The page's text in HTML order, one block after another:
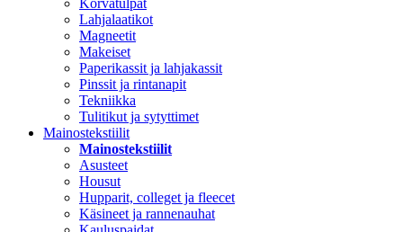
Korvatulpat
Lahjalaatikot
Magneetit
Makeiset
Paperikassit ja lahjakassit
Pinssit ja rintanapit
Tekniikka
Tulitikut ja sytyttimet
Mainostekstiilit
Mainostekstiilit
Asusteet
Housut
Hupparit, colleget ja fleecet
Käsineet ja rannenauhat